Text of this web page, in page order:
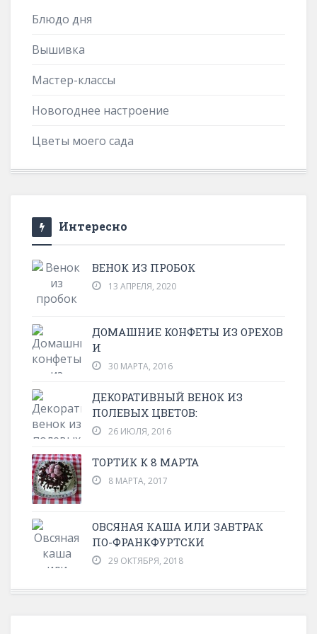
Блюдо дня
Вышивка
Мастер-классы
Новогоднее настроение
Цветы моего сада
Интересно
ВЕНОК ИЗ ПРОБОК
13 АПРЕЛЯ, 2020
ДОМАШНИЕ КОНФЕТЫ ИЗ ОРЕХОВ
И
30 МАРТА, 2016
ДЕКОРАТИВНЫЙ ВЕНОК ИЗ
ПОЛЕВЫХ ЦВЕТОВ:
26 ИЮЛЯ, 2016
ТОРТИК К 8 МАРТА
8 МАРТА, 2017
ОВСЯНАЯ КАША ИЛИ ЗАВТРАК
ПО-ФРАНКФУРТСКИ
29 ОКТЯБРЯ, 2018